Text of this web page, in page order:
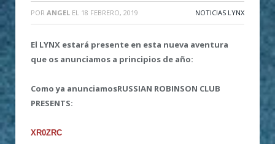
POR ANGEL EL 18 FEBRERO, 2019 NOTICIAS LYNX
El LYNX estará presente en esta nueva aventura
que os anunciamos a principios de año:
Como ya anunciamosRUSSIAN ROBINSON CLUB
PRESENTS:
XR0ZRC